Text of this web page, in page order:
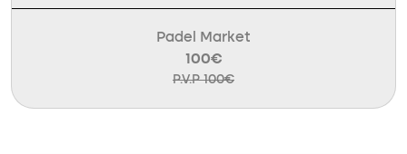
Padel Market
100€
P.V.P 100€